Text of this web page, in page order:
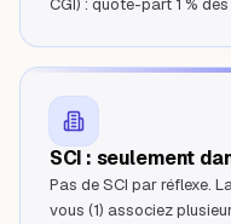
CGI) : quote-part 1 %
SCI : seulement
Pas de SCI par réflexe.
vous (1) associez